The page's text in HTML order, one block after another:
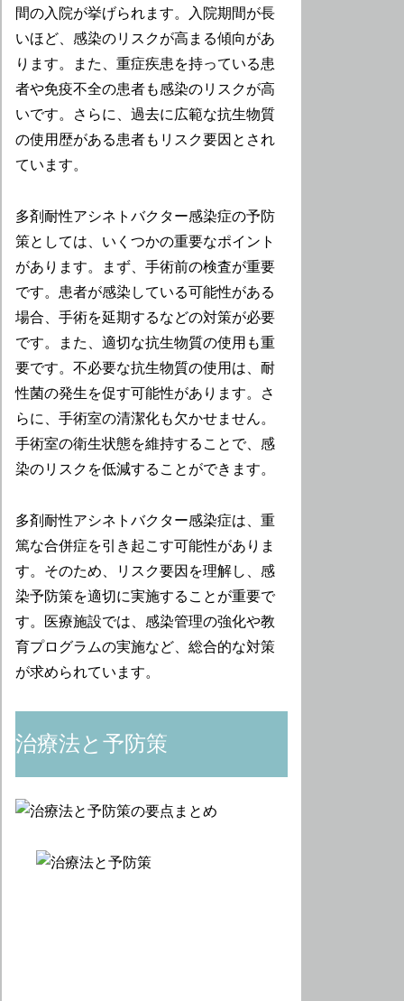
間の入院が挙げられます。入院期間が長
いほど、感染のリスクが高まる傾向があ
ります。また、重症疾患を持っている患
者や免疫不全の患者も感染のリスクが高
いです。さらに、過去に広範な抗生物質
の使用歴がある患者もリスク要因とされ
ています。
多剤耐性アシネトバクター感染症の予防
策としては、いくつかの重要なポイント
があります。まず、手術前の検査が重要
です。患者が感染している可能性がある
場合、手術を延期するなどの対策が必要
です。また、適切な抗生物質の使用も重
要です。不必要な抗生物質の使用は、耐
性菌の発生を促す可能性があります。さ
らに、手術室の清潔化も欠かせません。
手術室の衛生状態を維持することで、感
染のリスクを低減することができます。
多剤耐性アシネトバクター感染症は、重
篤な合併症を引き起こす可能性がありま
す。そのため、リスク要因を理解し、感
染予防策を適切に実施することが重要で
す。医療施設では、感染管理の強化や教
育プログラムの実施など、総合的な対策
が求められています。
治療法と予防策